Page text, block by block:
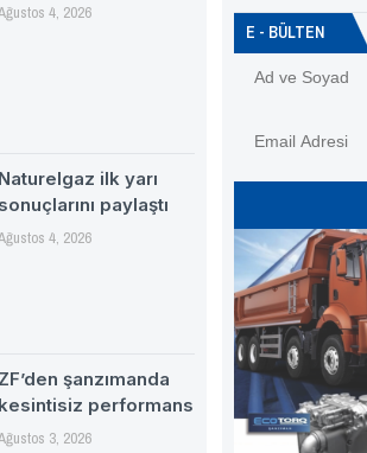
4, 2026
Naturelgaz ilk yarı
sonuçlarını paylaştı
4, 2026
ZF’den şanzımanda
kesintisiz performans
3, 2026
E - BÜLTEN